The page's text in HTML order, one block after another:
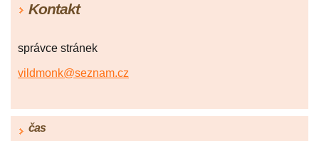
Kontakt
správce stránek
vildmonk@seznam.cz
čas